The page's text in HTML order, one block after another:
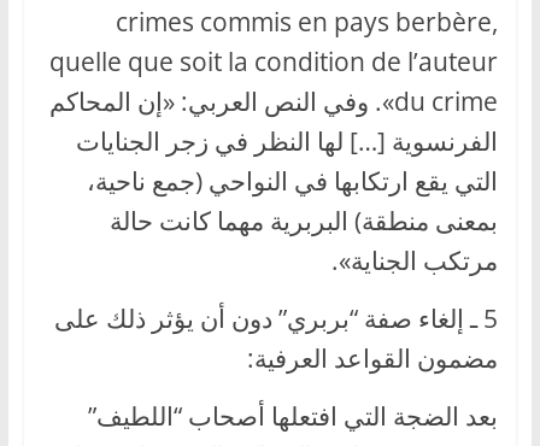
crimes commis en pays berbère,
quelle que soit la condition de l’auteur
du crime». وفي النص العربي: «إن المحاكم
الفرنسوية […] لها النظر في زجر الجنايات
التي يقع ارتكابها في النواحي (جمع ناحية،
بمعنى منطقة) البربرية مهما كانت حالة
مرتكب الجناية».
5 ـ إلغاء صفة “بربري” دون أن يؤثر ذلك على
مضمون القواعد العرفية:
بعد الضجة التي افتعلها أصحاب “اللطيف”